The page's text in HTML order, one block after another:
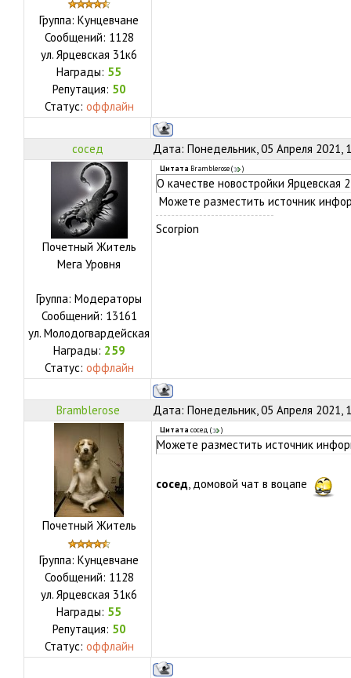
Группа: Кунцевчане
Сообщений: 1128
ул. Ярцевская 31к6
Награды: 55
Репутация: 50
Статус: оффлайн
сосед Дата: Понедельник, 05 Апреля 2021,
Почетный Житель
Мега Уровня
Группа: Модераторы
Сообщений: 13161
ул. Молодогвардейская
Награды: 259
Статус: оффлайн
Цитата Bramblerose( )
О качестве новостройки Ярцевская
Можете разместить источник
Scorpion
Bramblerose Дата: Понедельник, 05 Апреля 2021,
Почетный Житель
Группа: Кунцевчане
Сообщений: 1128
ул. Ярцевская 31к6
Награды: 55
Репутация: 50
Статус: оффлайн
Цитата сосед ( )
Можете разместить источник
сосед, домовой чат в воцапе